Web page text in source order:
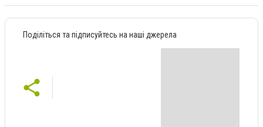
Поділіться та підписуйтесь на наші джерела